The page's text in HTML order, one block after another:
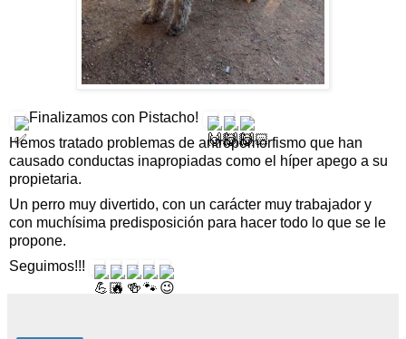
Finalizamos con Pistacho!
Hemos tratado problemas de antropomorfismo que han
causado conductas inapropiadas como el híper apego a su
propietaria.
Un perro muy divertido, con un carácter muy trabajador y
con muchísima predisposición para hacer todo lo que se le
propone.
Seguimos!!!